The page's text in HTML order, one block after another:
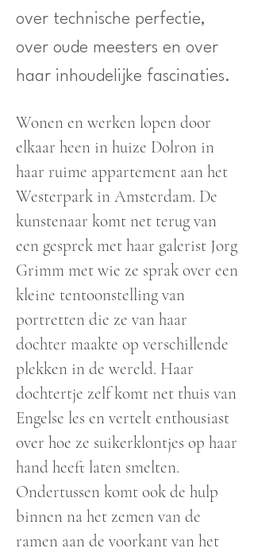
over technische perfectie,
over oude meesters en over
haar inhoudelijke fascinaties.
Wonen en werken lopen door
elkaar heen in huize Dolron in
haar ruime appartement aan het
Westerpark in Amsterdam. De
kunstenaar komt net terug van
een gesprek met haar galerist Jorg
Grimm met wie ze sprak over een
kleine tentoonstelling van
portretten die ze van haar
dochter maakte op verschillende
plekken in de wereld. Haar
dochtertje zelf komt net thuis van
Engelse les en vertelt enthousiast
over hoe ze suikerklontjes op haar
hand heeft laten smelten.
Ondertussen komt ook de hulp
binnen na het zemen van de
ramen aan de voorkant van het